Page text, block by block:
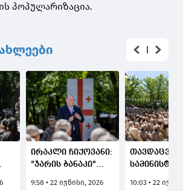
პოპულარიზაცია.
ირაკლი ჩიქოვანი:
"ჯარის ბანაკი"
წარმატებული
9:58 • 22 ივნისი, 2026
თავდაცვის
ბანაკი"
10:03 • 22